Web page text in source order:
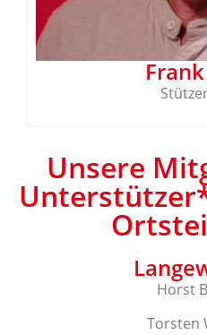
Unsere
Horst
Torsten